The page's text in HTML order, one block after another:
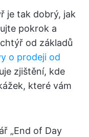
je tak dobrý, jak
pokrok a
od základů
o prodeji od
zjištění, kde
které vám
„End of Day